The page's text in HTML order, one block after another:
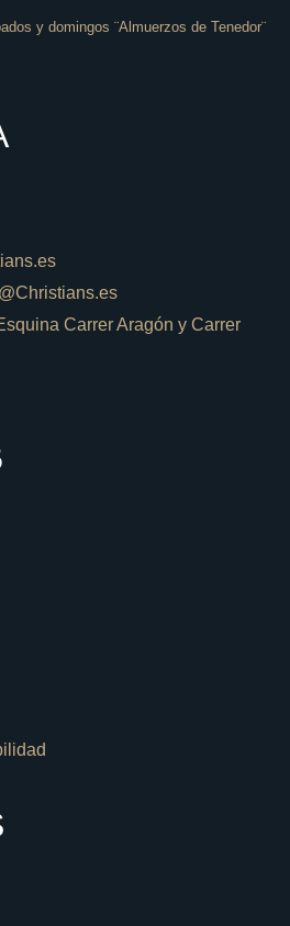
y domingos ¨Almuerzos de Tenedor¨
Carrer Aragón y Carrer